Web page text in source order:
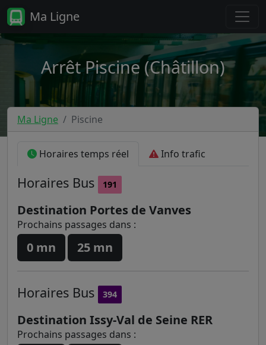
Ma Ligne
Arrêt Piscine (Châtillon)
Ma Ligne Piscine
Horaires temps réel Info trafic
Horaires Bus 191
Destination Portes de Vanves
Prochains passages dans :
0 mn 25 mn
Horaires Bus 394
Destination Issy-Val de Seine RER
Prochains passages dans :